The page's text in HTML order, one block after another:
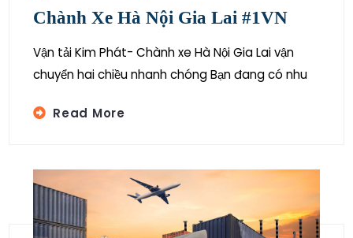
Chành Xe Hà Nội Gia Lai #1VN
Vận tải Kim Phát- Chành xe Hà Nội Gia Lai vận
chuyển hai chiều nhanh chóng Bạn đang có nhu
Read More